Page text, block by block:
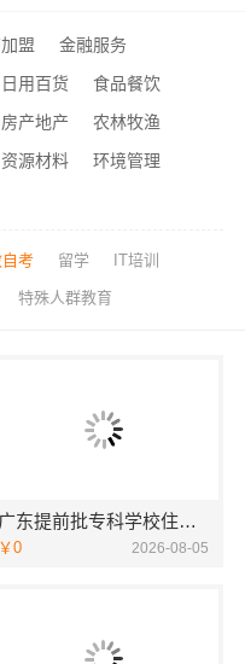
盟
金融服务
日用百货
食品餐饮
房产地产
农林牧渔
资源材料
环境管理
考 留学 IT培训
特殊人群教育
广东提前批专科学校住宿环境-北京理工大学珠海学院继教院
￥0 2026-08-05